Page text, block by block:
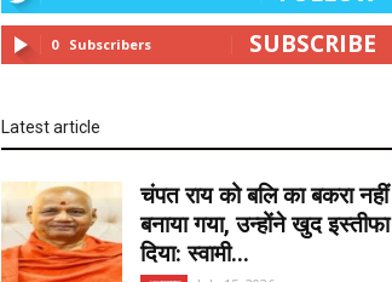
0 Subscribers SUBSCRIBE
Latest article
चंपत राय को बलि का बकरा नहीं
बनाया गया, उन्होंने खुद इस्तीफा
दिया: स्वामी...